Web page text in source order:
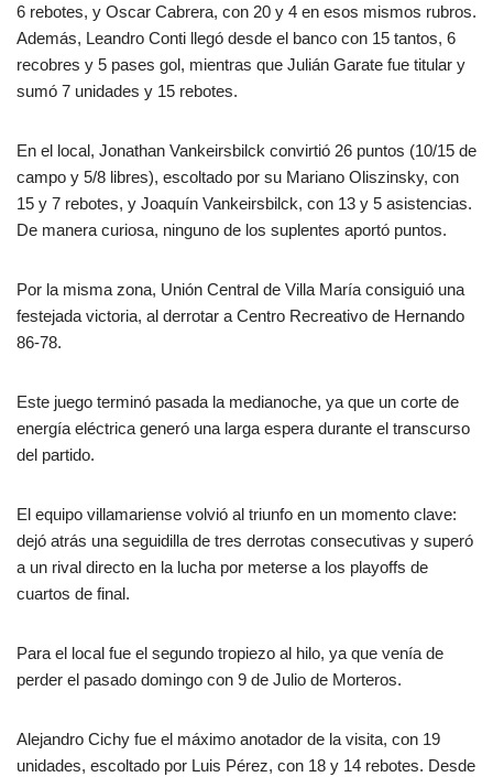
6 rebotes, y Oscar Cabrera, con 20 y 4 en esos mismos rubros.
Además, Leandro Conti llegó desde el banco con 15 tantos, 6
recobres y 5 pases gol, mientras que Julián Garate fue titular y
sumó 7 unidades y 15 rebotes.
En el local, Jonathan Vankeirsbilck convirtió 26 puntos (10/15 de
campo y 5/8 libres), escoltado por su Mariano Oliszinsky, con
15 y 7 rebotes, y Joaquín Vankeirsbilck, con 13 y 5 asistencias.
De manera curiosa, ninguno de los suplentes aportó puntos.
Por la misma zona, Unión Central de Villa María consiguió una
festejada victoria, al derrotar a Centro Recreativo de Hernando
86-78.
Este juego terminó pasada la medianoche, ya que un corte de
energía eléctrica generó una larga espera durante el transcurso
del partido.
El equipo villamariense volvió al triunfo en un momento clave:
dejó atrás una seguidilla de tres derrotas consecutivas y superó
a un rival directo en la lucha por meterse a los playoffs de
cuartos de final.
Para el local fue el segundo tropiezo al hilo, ya que venía de
perder el pasado domingo con 9 de Julio de Morteros.
Alejandro Cichy fue el máximo anotador de la visita, con 19
unidades, escoltado por Luis Pérez, con 18 y 14 rebotes. Desde